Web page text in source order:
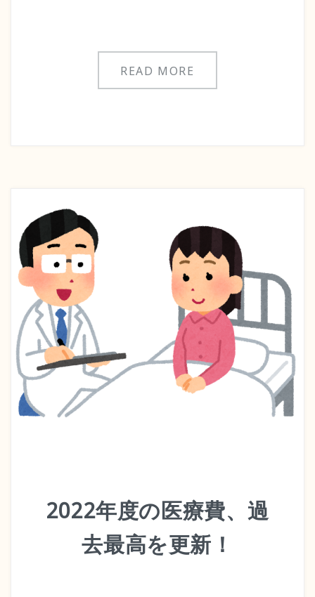
READ MORE
2022年度の医療費、過
去最高を更新！